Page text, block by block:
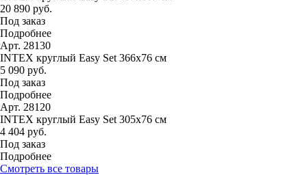
20 890 руб.
Под заказ
Подробнее
Арт. 28130
INTEX круглый Easy Set 366х76 см
5 090 руб.
Под заказ
Подробнее
Арт. 28120
INTEX круглый Easy Set 305х76 см
4 404 руб.
Под заказ
Подробнее
Смотреть все товары